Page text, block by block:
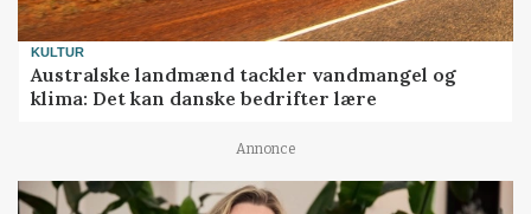
KULTUR
Australske landmænd tackler vandmangel og
klima: Det kan danske bedrifter lære
Annonce